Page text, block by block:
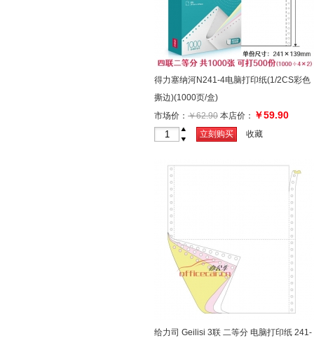
得力塞纳河N241-4电脑打印纸(1/2CS彩色
撕边)(1000页/盒)
市场价： ￥62.90 本店价： ￥59.90
-
立刻购买 收藏
给力司 Geilisi 3联 二等分 电脑打印纸 241-